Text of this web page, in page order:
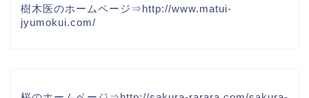
樹木医のホームページ⇒http://www.matui-
jyumokui.com/